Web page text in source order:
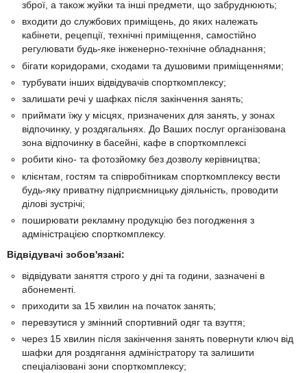
зброї, а також жуйки та інші предмети, що забруднюють;
входити до службових приміщень, до яких належать
кабінети, рецепції, технічні приміщення, самостійно
регулювати будь-яке інженерно-технічне обладнання;
бігати коридорами, сходами та душовими приміщеннями;
турбувати інших відвідувачів спорткомплексу;
залишати речі у шафках після закінчення занять;
приймати їжу у місцях, призначених для занять, у зонах
відпочинку, у роздягальнях. До Ваших послуг організована
зона відпочинку в басейні, кафе в спорткомплексі
робити кіно- та фотозйомку без дозволу керівництва;
клієнтам, гостям та співробітникам спорткомплексу вести
будь-яку приватну підприємницьку діяльність, проводити
ділові зустрічі;
поширювати рекламну продукцію без погодження з
адміністрацією спорткомплексу.
Відвідувачі зобов'язані:
відвідувати заняття строго у дні та години, зазначені в
абонементі.
приходити за 15 хвилин на початок занять;
перевзутися у змінний спортивний одяг та взуття;
через 15 хвилин після закінчення занять повернути ключ від
шафки для роздягання адміністратору та залишити
спеціалізовані зони спорткомплексу;